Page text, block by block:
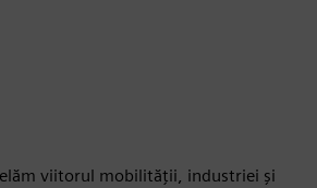
viitorul mobilității, industriei și